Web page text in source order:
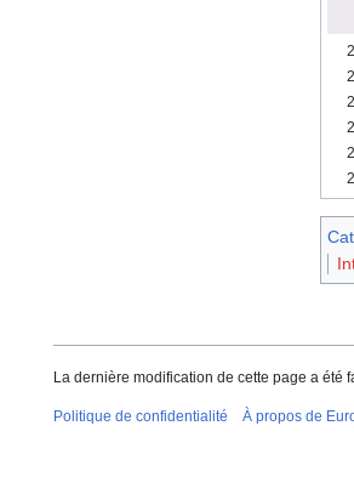
La dernière modification de cette page a été
Politique de confidentialité À propos de